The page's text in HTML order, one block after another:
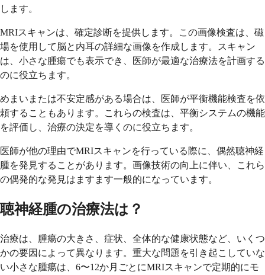
します。
MRIスキャンは、確定診断を提供します。この画像検査は、磁
場を使用して脳と内耳の詳細な画像を作成します。スキャン
は、小さな腫瘍でも表示でき、医師が最適な治療法を計画する
のに役立ちます。
めまいまたは不安定感がある場合は、医師が平衡機能検査を依
頼することもあります。これらの検査は、平衡システムの機能
を評価し、治療の決定を導くのに役立ちます。
医師が他の理由でMRIスキャンを行っている際に、偶然聴神経
腫を発見することがあります。画像技術の向上に伴い、これら
の偶発的な発見はますます一般的になっています。
聴神経腫の治療法は？
治療は、腫瘍の大きさ、症状、全体的な健康状態など、いくつ
かの要因によって異なります。重大な問題を引き起こしていな
い小さな腫瘍は、6〜12か月ごとにMRIスキャンで定期的にモ